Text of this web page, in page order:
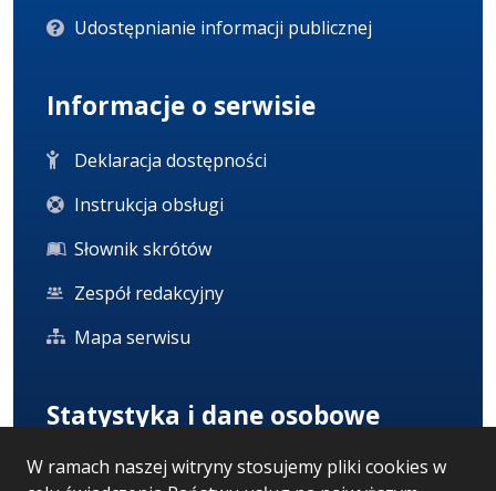
W ramach naszej witryny stosujemy pliki cookies w
Udostępnianie informacji publicznej
Informacje o serwisie
Deklaracja dostępności
Instrukcja obsługi
Słownik skrótów
Zespół redakcyjny
Mapa serwisu
Statystyka i dane osobowe
Statystyki oglądalności